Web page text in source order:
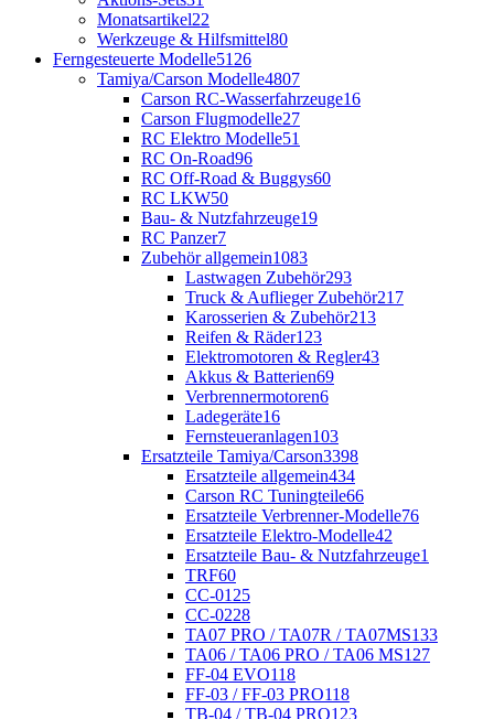
Monatsartikel22
Werkzeuge & Hilfsmittel80
Ferngesteuerte Modelle5126
Tamiya/Carson Modelle4807
Carson RC-Wasserfahrzeuge16
Carson Flugmodelle27
RC Elektro Modelle51
RC On-Road96
RC Off-Road & Buggys60
RC LKW50
Bau- & Nutzfahrzeuge19
RC Panzer7
Zubehör allgemein1083
Lastwagen Zubehör293
Truck & Auflieger Zubehör217
Karosserien & Zubehör213
Reifen & Räder123
Elektromotoren & Regler43
Akkus & Batterien69
Verbrennermotoren6
Ladegeräte16
Fernsteueranlagen103
Ersatzteile Tamiya/Carson3398
Ersatzteile allgemein434
Carson RC Tuningteile66
Ersatzteile Verbrenner-Modelle76
Ersatzteile Elektro-Modelle42
Ersatzteile Bau- & Nutzfahrzeuge1
TRF60
CC-01 25
CC-0228
TA07 PRO / TA07R / TA07MS133
TA06 / TA06 PRO / TA06 MS127
FF-04 EVO118
FF-03 / FF-03 PRO118
TB-04 / TB-04 PRO123